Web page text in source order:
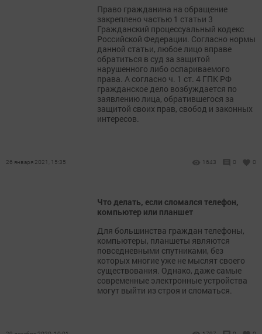
Право гражданина на обращение
закреплено частью 1 статьи 3
Гражданский процессуальный кодекс
Российской Федерации. Согласно нормы
данной статьи, любое лицо вправе
обратиться в суд за защитой
нарушенного либо оспариваемого
права. А согласно ч. 1 ст. 4 ГПК РФ
гражданское дело возбуждается по
заявлению лица, обратившегося за
защитой своих прав, свобод и законных
интересов.
26 января 2021, 15:35 1643 0 0
Что делать, если сломался телефон,
компьютер или планшет
Для большинства граждан телефоны,
компьютеры, планшеты являются
повседневными спутниками, без
которых многие уже не мыслят своего
существования. Однако, даже самые
современные электронные устройства
могут выйти из строя и сломаться.